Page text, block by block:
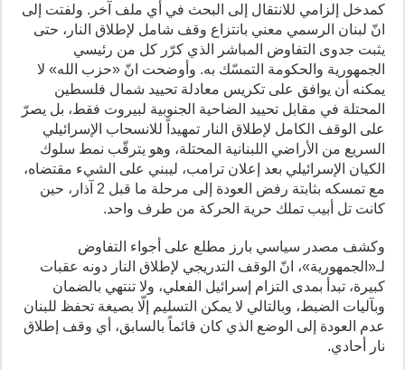
كمدخل إلزامي للانتقال إلى البحث في أي ملف آخر. ولفتت إلى
انّ لبنان الرسمي معني بانتزاع وقف شامل لإطلاق النار، حتى
يثبت جدوى التفاوض المباشر الذي كرّر كل من رئيسي
الجمهورية والحكومة التمسّك به. وأوضحت انّ «حزب الله» لا
يمكنه أن يوافق على تكريس معادلة تحييد شمال فلسطين
المحتلة في مقابل تحييد الضاحية الجنوبية لبيروت فقط، بل يصرّ
على الوقف الكامل لإطلاق النار تمهيداً للانسحاب الإسرائيلي
السريع من الأراضي اللبنانية المحتلة، وهو يترقّب نمط سلوك
الكيان الإسرائيلي بعد إعلان ترامب، ليبني على الشيء مقتضاه،
مع تمسكه بثابتة رفض العودة إلى مرحلة ما قبل 2 آذار، حين
كانت تل أبيب تملك حرية الحركة من طرف واحد.
وكشف مصدر سياسي بارز مطلع على أجواء التفاوض
لـ«الجمهورية»، انّ الوقف التدريجي لإطلاق النار دونه عقبات
كبيرة، تبدأ بمدى التزام إسرائيل الفعلي، ولا تنتهي بالضمان
وبآليات الضبط، وبالتالي لا يمكن التسليم إلّا بصيغة تحفظ للبنان
عدم العودة إلى الوضع الذي كان قائماً بالسابق، أي وقف إطلاق
نار أحادي.